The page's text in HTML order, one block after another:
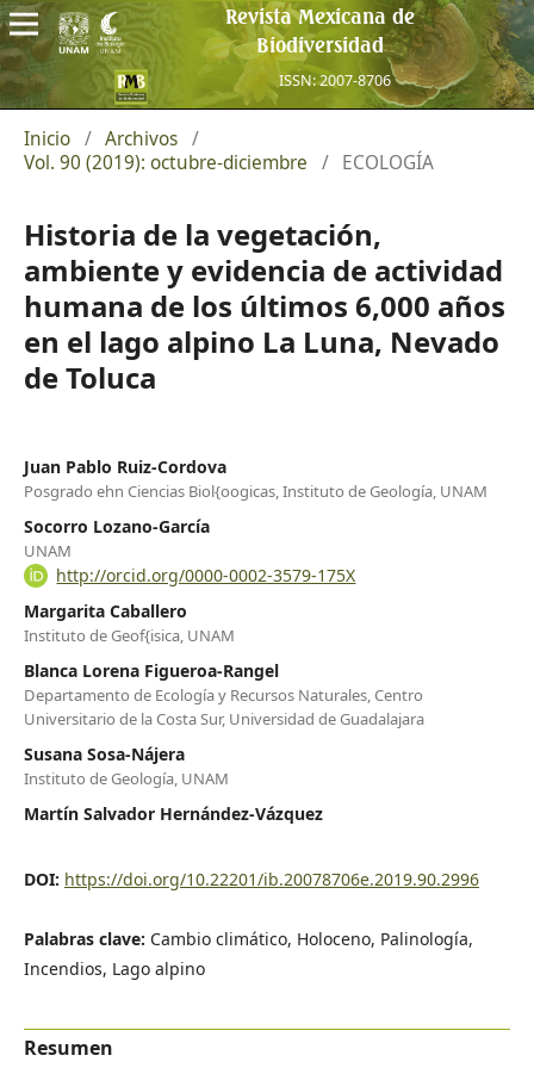
Revista Mexicana de
Biodiversidad
ISSN: 2007-8706
Inicio / Archivos /
Vol. 90 (2019): octubre-diciembre
/ ECOLOGÍA
Historia de la vegetación,
ambiente y evidencia de actividad
humana de los últimos 6,000 años
en el lago alpino La Luna, Nevado
de Toluca
Juan Pablo Ruiz-Cordova
Posgrado ehn Ciencias Biol{oogicas, Instituto de Geología, UNAM
Socorro Lozano-García
UNAM
http://orcid.org/0000-0002-3579-175X
Margarita Caballero
Instituto de Geof{isica, UNAM
Blanca Lorena Figueroa-Rangel
Departamento de Ecología y Recursos Naturales, Centro
Universitario de la Costa Sur, Universidad de Guadalajara
Susana Sosa-Nájera
Instituto de Geología, UNAM
Martín Salvador Hernández-Vázquez
DOI: https://doi.org/10.22201/ib.20078706e.2019.90.2996
Palabras clave: Cambio climático, Holoceno, Palinología,
Incendios, Lago alpino
Resumen